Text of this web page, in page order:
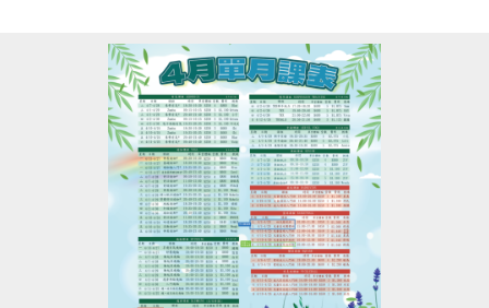
◆【舊生定義】
報名完整3-4月期課、4月單月課程
且開班成功，無中途退費之學員
04/11-04/30 不分新舊生
APP報名享95折優惠
04/30 前 本期臨櫃報名